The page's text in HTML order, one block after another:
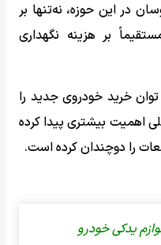
در این حوزه، نه‌تنها بر
بر هزینه نگهداری
خرید خودروی جدید را
اهمیت بیشتری پیدا کرده
را دوچندان کرده است.
یدکی خودرو